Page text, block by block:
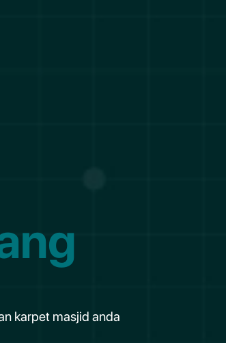
karpet masjid anda